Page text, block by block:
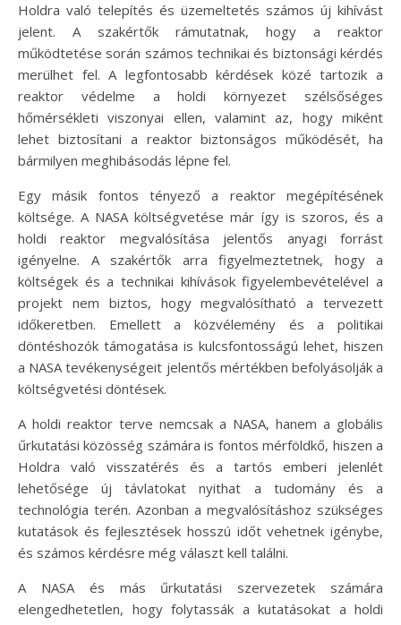
Holdra való telepítés és üzemeltetés számos új kihívást
jelent. A szakértők rámutatnak, hogy a reaktor
működtetése során számos technikai és biztonsági kérdés
merülhet fel. A legfontosabb kérdések közé tartozik a
reaktor védelme a holdi környezet szélsőséges
hőmérsékleti viszonyai ellen, valamint az, hogy miként
lehet biztosítani a reaktor biztonságos működését, ha
bármilyen meghibásodás lépne fel.
Egy másik fontos tényező a reaktor megépítésének
költsége. A NASA költségvetése már így is szoros, és a
holdi reaktor megvalósítása jelentős anyagi forrást
igényelne. A szakértők arra figyelmeztetnek, hogy a
költségek és a technikai kihívások figyelembevételével a
projekt nem biztos, hogy megvalósítható a tervezett
időkeretben. Emellett a közvélemény és a politikai
döntéshozók támogatása is kulcsfontosságú lehet, hiszen
a NASA tevékenységeit jelentős mértékben befolyásolják a
költségvetési döntések.
A holdi reaktor terve nemcsak a NASA, hanem a globális
űrkutatási közösség számára is fontos mérföldkő, hiszen a
Holdra való visszatérés és a tartós emberi jelenlét
lehetősége új távlatokat nyithat a tudomány és a
technológia terén. Azonban a megvalósításhoz szükséges
kutatások és fejlesztések hosszú időt vehetnek igénybe,
és számos kérdésre még választ kell találni.
A NASA és más űrkutatási szervezetek számára
elengedhetetlen, hogy folytassák a kutatásokat a holdi